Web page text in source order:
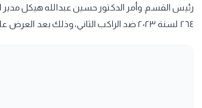
٢٦٤ لسنة ٢٠٢٣ ضد الراكب الثاني، وذلك بعد العرض على الدكتور ماجد موسي رئيس الإدارة المركزية لجمارك مطار القاهرة الدولي والذي أحال الراكبين للنيابة المختصة